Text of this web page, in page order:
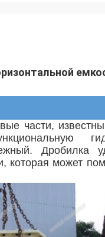
части,
Дробилка
которая может